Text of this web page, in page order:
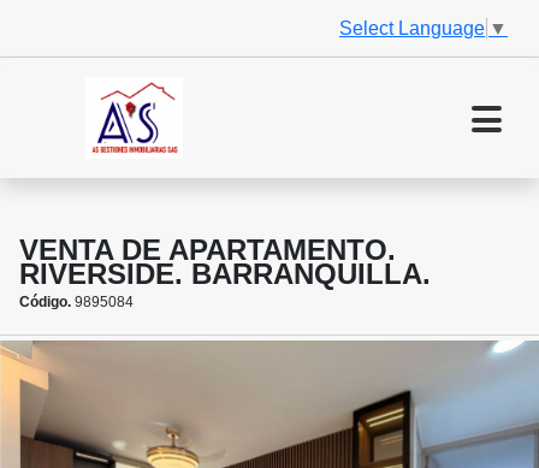
Select Language ▼
VENTA DE APARTAMENTO.
RIVERSIDE. BARRANQUILLA.
Código. 9895084